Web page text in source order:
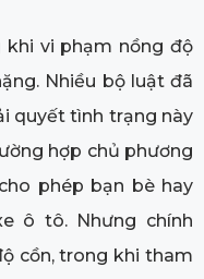
khi vi phạm nồng độ
Nhiều bộ luật đã
quyết tình trạng này
hợp chủ phương
phép bạn bè hay
ô tô. Nhưng chính
cồn, trong khi tham